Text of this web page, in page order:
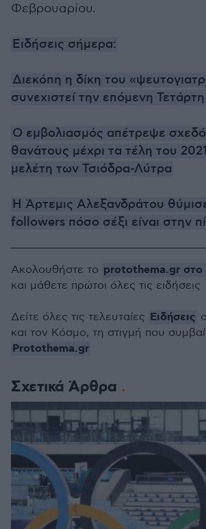
Φεβρουαρίου.
Ειδήσεις σήμερα:
Διεκόπη η δίκη του
συνεχιστεί την επόμενη Τετάρτη
Ο εμβολιασμός απέτρεψε
θανάτους μέχρι τα τέλη του
μελέτη των Τσιόδρα-Λύτρα
Η Άρτεμις Αλεξανδράτου
followers πόσο σέξι είναι στην
Σχετικά Άρθρα
Ακολουθήστε το protothema.gr στο
και μάθετε πρώτοι όλες τις ειδήσεις
Δείτε όλες τις τελευταίες Ειδήσεις
και τον Κόσμο, τη στιγμή που
Protothema.gr